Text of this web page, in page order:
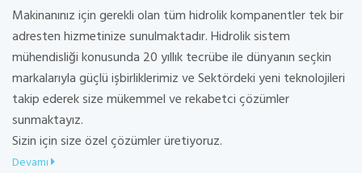
Makinanınız için gerekli olan tüm hidrolik kompanentler tek bir
adresten hizmetinize sunulmaktadır. Hidrolik sistem
mühendisliği konusunda 20 yıllık tecrübe ile dünyanın seçkin
markalarıyla güçlü işbirliklerimiz ve Sektördeki yeni teknolojileri
takip ederek size mükemmel ve rekabetci çözümler
sunmaktayız.
Sizin için size özel çözümler üretiyoruz.
Devamı